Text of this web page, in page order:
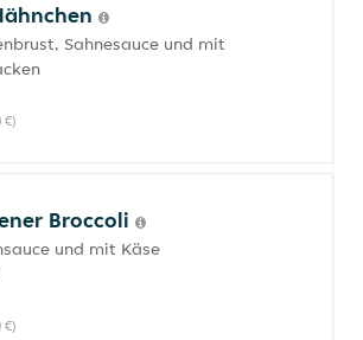
Sahnesauce und mit
€)
Broccoli
und mit Käse
€)